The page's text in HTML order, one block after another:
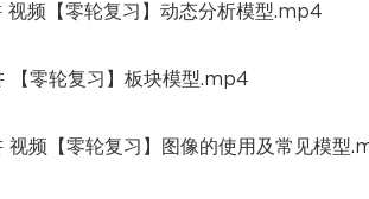
视频【零轮复习】动态分析模型.mp4
【零轮复习】板块模型.mp4
视频【零轮复习】图像的使用及常见模型